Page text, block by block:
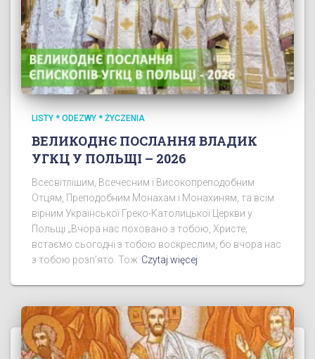
LISTY * ODEZWY * ŻYCZENIA
ВЕЛИКОДНЄ ПОСЛАННЯ ВЛАДИК
УГКЦ У ПОЛЬЩІ – 2026
Всесвітлішим, Всечесним і Високопреподобним
Отцям, Преподобним Монахам і Монахиням, та всім
вірним Української Греко-Католицької Церкви у
Польщі „Вчора нас поховано з тобою, Христе;
встаємо сьогодні з тобою воскреслим, бо вчора нас
з тобою розп’ято. Тож Czytaj więcej